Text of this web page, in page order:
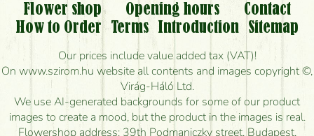
Is it possible to order for rural areas?
How long can I order flowers to be delivered today?
How quickly can you make the bouquet and when
is the earliest you can deliver it?
I'm looking for red roses, do you have any?
Flower shop
Opening hours
Contact
How to Order
Terms Introduction
Sitemap
Our prices include value added tax (VAT)!
On www.szirom.hu website all contents and images copyright ©,
Virág-Háló Ltd.
We use AI-generated backgrounds for some of our product
images to create a mood, but the product in the images is real.
Flowershop address: 39th Podmaniczky street, Budapest,